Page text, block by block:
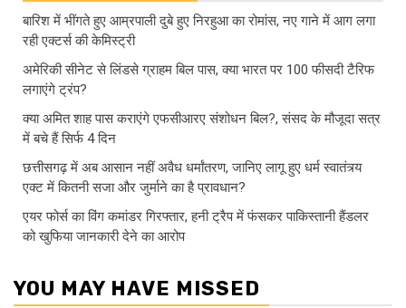
बारिश में भींगते हुए आम्रपाली दुबे हुए निरहुआ का रोमांस, नए गाने में आग लगा
रही एक्टर्स की केमिस्ट्री
अमेरिकी सीनेट से लिंडसे ग्राहम बिल पास, क्या भारत पर 100 फीसदी टैरिफ
लगाएंगे ट्रंप?
क्या अमित शाह पास कराएंगे एफसीआरए संशोधन बिल?, संसद के मौजूदा सत्र
में बचे हैं सिर्फ 4 दिन
छत्तीसगढ़ में अब आसान नहीं अवैध धर्मांतरण, जानिए लागू हुए धर्म स्वातंत्र्य
एक्ट में कितनी सजा और जुर्माने का है प्रावधान?
एयर फोर्स का विंग कमांडर गिरफ्तार, हनी ट्रैप में फंसकर पाकिस्तानी हैंडलर
को खुफिया जानकारी देने का आरोप
YOU MAY HAVE MISSED